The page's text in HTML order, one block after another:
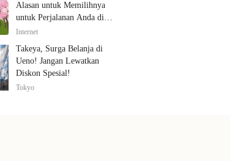
Alasan untuk Memilihnya
untuk Perjalanan Anda di
Jepang
Internet
Takeya, Surga Belanja di
Ueno! Jangan Lewatkan
Diskon Spesial!
Tokyo